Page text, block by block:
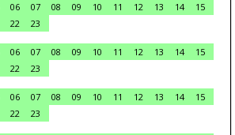
06 07 08 09 10 11 12 13 14
15
22
23
06 07 08 09 10 11 12 13 14
15
22
23
06 07 08 09 10 11 12 13 14
15
22
23